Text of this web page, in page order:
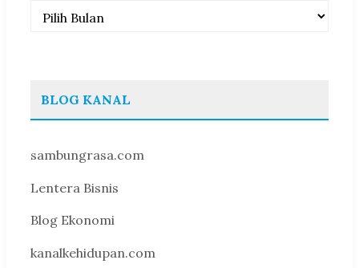
Arsip
BLOG KANAL
sambungrasa.com
Lentera Bisnis
Blog Ekonomi
kanalkehidupan.com